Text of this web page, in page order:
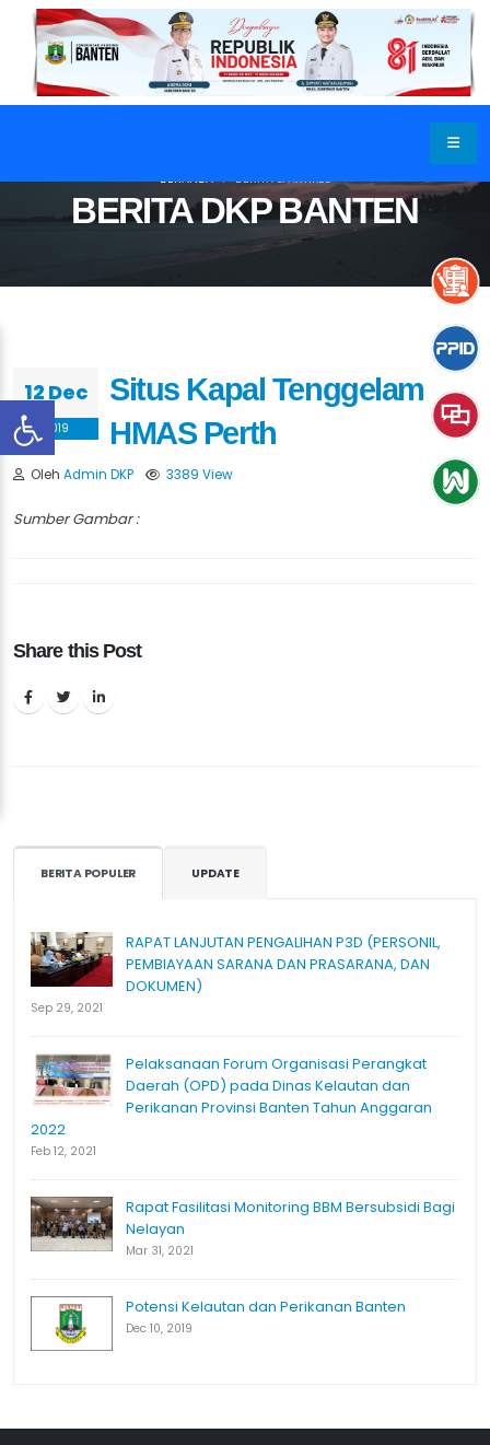
BERITA DKP BANTEN
BERANDA BERITA & ARTIKEL
12 Dec
2019
Situs Kapal Tenggelam
HMAS Perth
Oleh Admin DKP 3389 View
Sumber Gambar :
Share this Post
BERITA POPULER UPDATE
RAPAT LANJUTAN PENGALIHAN P3D (PERSONIL,
PEMBIAYAAN SARANA DAN PRASARANA, DAN
DOKUMEN)
Sep 29, 2021
Pelaksanaan Forum Organisasi Perangkat
Daerah (OPD) pada Dinas Kelautan dan
Perikanan Provinsi Banten Tahun Anggaran
2022
Feb 12, 2021
Rapat Fasilitasi Monitoring BBM Bersubsidi Bagi
Nelayan
Mar 31, 2021
Potensi Kelautan dan Perikanan Banten
Dec 10, 2019